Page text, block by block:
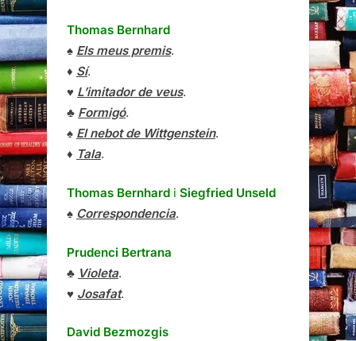
Thomas Bernhard
♠ Els meus premis.
♦ Sí.
♥ L’imitador de veus.
♣ Formigó.
♠ El nebot de Wittgenstein.
♦ Tala.
Thomas Bernhard i Siegfried Unseld
♠ Correspondencia.
Prudenci Bertrana
♣ Violeta.
♥ Josafat.
David Bezmozgis